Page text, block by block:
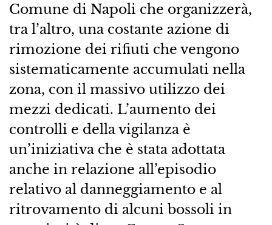
Comune di Napoli che organizzerà,
tra l’altro, una costante azione di
rimozione dei rifiuti che vengono
sistematicamente accumulati nella
zona, con il massivo utilizzo dei
mezzi dedicati. L’aumento dei
controlli e della vigilanza è
un’iniziativa che è stata adottata
anche in relazione all’episodio
relativo al danneggiamento e al
ritrovamento di alcuni bossoli in